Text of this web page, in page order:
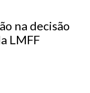
na decisão
LMFF